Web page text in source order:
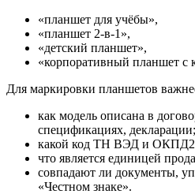
«планшет для учёбы»,
«планшет 2-в-1»,
«детский планшет»,
«корпоративный планшет с
Для маркировки планшетов
как модель описана в
спецификациях, декларации;
какой код ТН ВЭД и
что является единицей
совпадают ли документы,
«Честном знаке».